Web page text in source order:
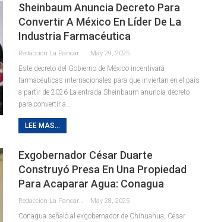
Sheinbaum Anuncia Decreto Para
Convertir A México En Líder De La
Industria Farmacéutica
May 29, 2025
Este decreto del Gobierno de México incentivará
farmacéuticas internacionales para que inviertan en el país
a partir de 2026 La entrada Sheinbaum anuncia decreto
para convertir a…
LEE MAS...
Exgobernador César Duarte
Construyó Presa En Una Propiedad
Para Acaparar Agua: Conagua
May 28, 2025
Conagua señaló al exgobernador de Chihuahua, César